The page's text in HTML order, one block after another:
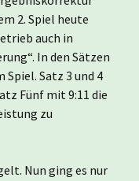
2. Spiel heute
auch in
In den Sätzen
Spiel. Satz 3 und 4
Fünf mit 9:11 die
zu
Nun ging es nur